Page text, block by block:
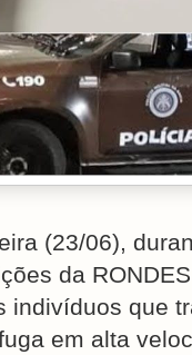
(23/06),
da
indivíduos que
em alta